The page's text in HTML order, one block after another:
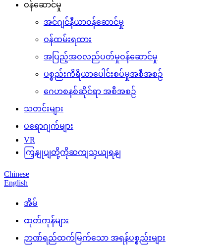
ဝန်ဆောင်မှု
အင်ဂျင်နီယာဝန်ဆောင်မှု
ဝန်ထမ်းရထား
အပြည့်အဝလည်ပတ်မှုဝန်ဆောင်မှု
ပစ္စည်းကိရိယာပေါင်းစပ်မှုအစီအစဉ်
ဂေဟစနစ်ဆိုင်ရာ အစီအစဉ်
သတင်းများ
ပရောဂျက်များ
VR
ကြှနျုပျတို့ကိုဆကျသှယျရနျ
Chinese
English
အိမ်
ထုတ်ကုန်များ
ဉာဏ်ရည်ထက်မြက်သော အရန်ပစ္စည်းများ